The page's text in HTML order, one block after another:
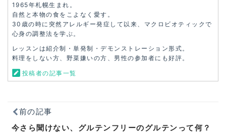
1965年札幌生まれ。
自然と本物の食をこよなく愛す。
30歳の時に突然アレルギー発症して以来、マクロビオティックで
心身の調整法を学ぶ。
レッスンは紹介制・単発制・デモンストレーション形式。
料理をしない方、野菜嫌いの方、男性の参加者にも好評。
投稿者の記事一覧
前の記事
今さら聞けない、グルテンフリーのグルテンって何？